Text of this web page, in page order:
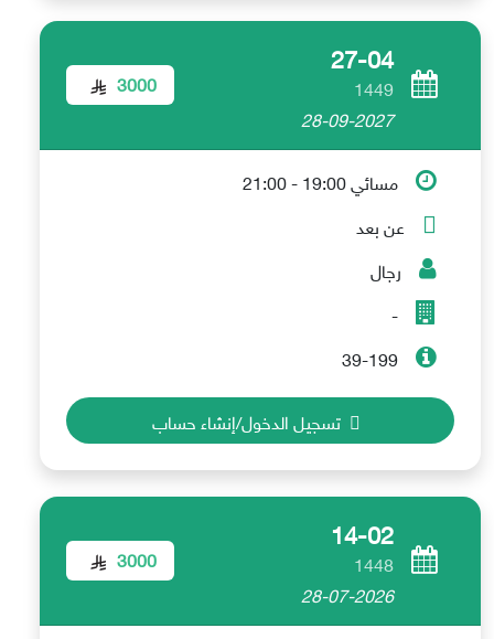
27-04
1449
28-09-2027
3000
مسائي 19:00 - 21:00
عن بعد
رجال
-
39-199
تسجيل الدخول/إنشاء حساب
14-02
1448
28-07-2026
3000